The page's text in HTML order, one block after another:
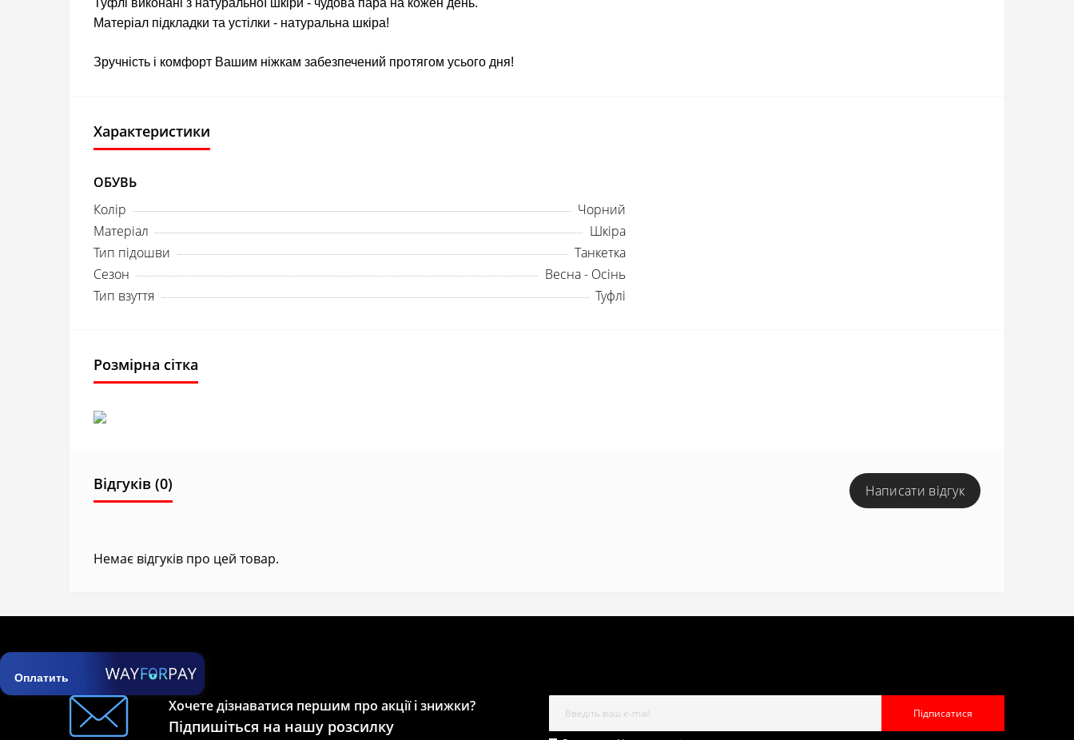
Туфлі виконані з натуральної шкіри - чудова пара на кожен день.
Матеріал підкладки та устілки - натуральна шкіра!
Зручність і комфорт Вашим ніжкам забезпечений протягом усього дня!
Характеристики
ОБУВЬ
Колір
Чорний
Матеріал
Шкіра
Тип підошви
Танкетка
Сезон
Весна - Осінь
Тип взуття
Туфлі
Розмірна сітка
Відгуків (0) Написати відгук
Немає відгуків про цей товар.
Оплатить
Хочете дізнаватися першим про акції і знижки?
Підпишіться на нашу розсилку
Підписатися